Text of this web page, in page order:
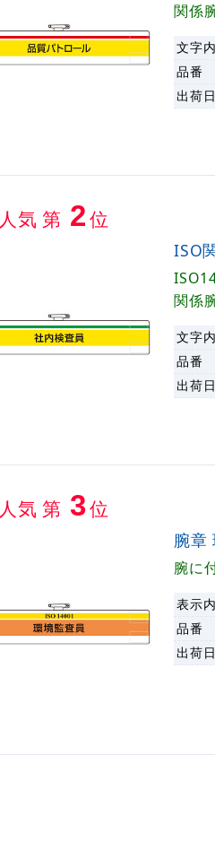
関係
文字
品番
出荷日
人気 第 2位
ISO
関係
文字
品番
出荷日
人気 第 3位
腕章
腕に
表示
品番
出荷日